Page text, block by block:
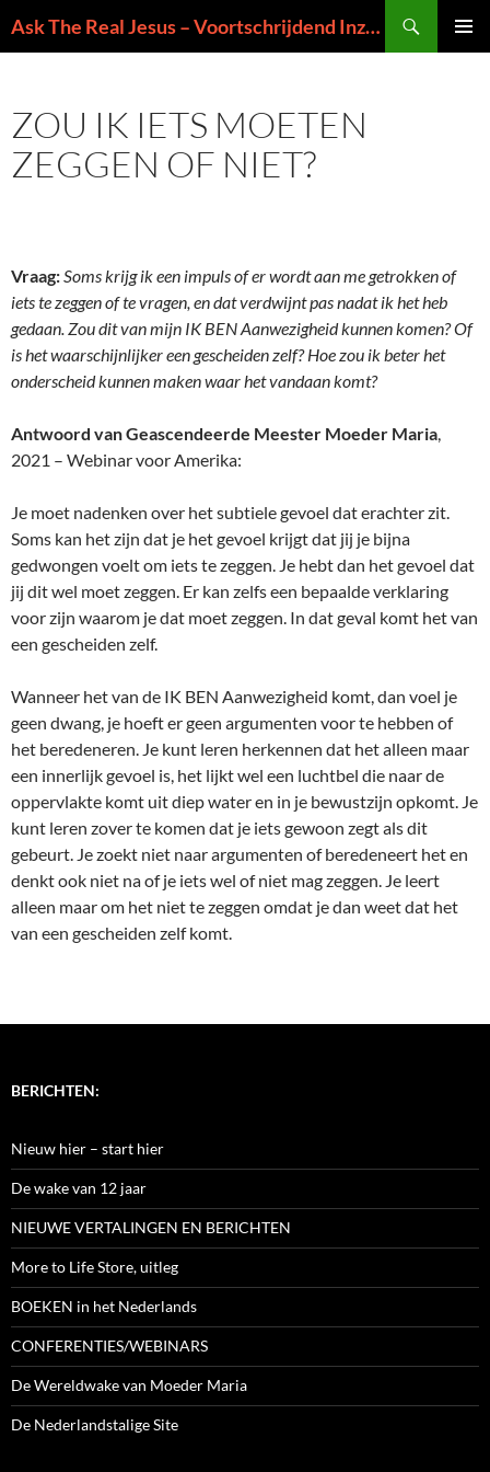
naar
Ask The Real Jesus – Voortschrijdend Inzicht in de Zin van het Leven
ZOU IK IETS MOETEN
ZEGGEN OF NIET?
Vraag:Soms krijg ik een impuls of er wordt aan me getrokken of
iets te zeggen of te vragen, en dat verdwijnt pas nadat ik het heb
gedaan. Zou dit van mijn IK BEN Aanwezigheid kunnen komen? Of
is het waarschijnlijker een gescheiden zelf? Hoe zou ik beter het
onderscheidkunnen maken waar het vandaan komt?
Antwoord van Geascendeerde Meester Moeder Maria,
2021 – Webinar voor Amerika:
Je moet nadenken over het subtiele gevoel dat erachter zit.
Soms kan het zijn dat je het gevoel krijgt dat jij je bijna
gedwongen voelt om iets te zeggen. Je hebt dan het gevoel dat
jij dit wel moet zeggen. Er kan zelfs een bepaalde verklaring
voor zijn waarom je dat moet zeggen. In dat geval komt het van
een gescheiden zelf.
Wanneer het van de IK BEN Aanwezigheid komt, dan voel je
geen dwang, je hoeft er geen argumenten voor te hebben of
het beredeneren. Je kunt leren herkennen dat het alleen maar
een innerlijk gevoel is, het lijkt wel een luchtbel die naar de
oppervlakte komt uit diep water en in je bewustzijn opkomt. Je
kunt leren zover te komen dat je iets gewoon zegt als dit
gebeurt. Je zoekt niet naar argumenten of beredeneert het en
denkt ook niet na of je iets wel of niet mag zeggen. Je leert
alleen maar om het niet te zeggen omdat je dan weet dat het
van een gescheiden zelf komt.
BERICHTEN:
Nieuw hier – start hier
De wake van 12 jaar
NIEUWE VERTALINGEN EN BERICHTEN
More to Life Store, uitleg
BOEKEN in het Nederlands
CONFERENTIES/WEBINARS
De Wereldwake van Moeder Maria
De Nederlandstalige Site